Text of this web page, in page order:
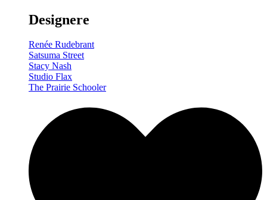
Designere
Renée Rudebrant
Satsuma Street
Stacy Nash
Studio Flax
The Prairie Schooler